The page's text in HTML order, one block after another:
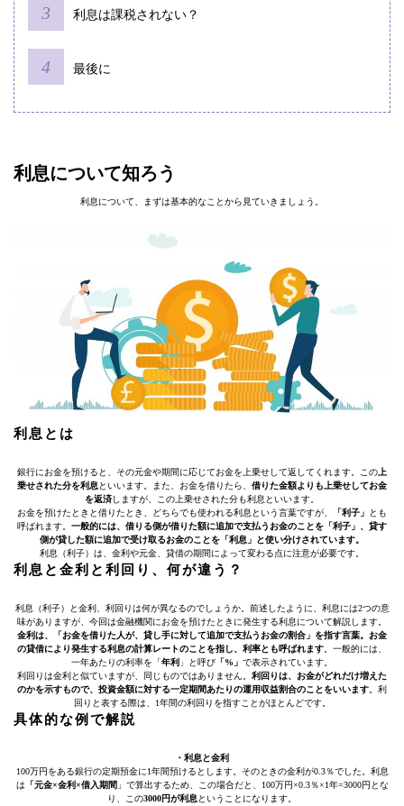
利息は課税されない？
最後に
利息について知ろう
利息について、まずは基本的なことから見ていきましょう。
利息とは
銀行にお金を預けると、その元金や期間に応じてお金を上乗せして返してくれます。この上
乗せされた分を利息といいます。また、お金を借りたら、 借りた金額よりも上乗せしてお金
を返済しますが、この上乗せされた分も利息といいます。
お金を預けたときと借りたとき、どちらでも使われる利息という言葉ですが、
「利子」 とも
呼ばれます。 一般的には、借りる側が借りた額に追加で支払うお金のことを「利子」、貸す
側が貸した額に追加で受け取るお金のことを「利息」と使い分けされています。
利息（利子）は、金利や元金、貸借の期間によって変わる点に注意が必要です。
利息と金利と利回り、何が違う？
利息（利子）と金利、利回りは何が異なるのでしょうか。前述したように、利息には2つの意
味がありますが、今回は金融機関にお金を預けたときに発生する利息について解説します。
金利は、「お金を借りた人が、貸し手に対して追加で支払うお金の割合」を指す言葉。お金
の貸借により発生する利息の計算レートのことを指し、利率とも呼ばれます。一般的には、
一年あたりの利率を「年利 」と呼び 「%」 で表示されています。
利回りは金利と似ていますが、同じものではありません。 利回りは、お金がどれだけ増えた
のかを示すもので、投資金額に対する一定期間あたりの運用収益割合のことをいいます。利
回りと表する際は、1年間の利回りを指すことがほとんどです。
具体的な例で解説
・利息と金利
100万円をある銀行の定期預金に1年間預けるとします。そのときの金利が0.3％でした。利息
は 「元金×金利×借入期間 」で算出するため、この場合だと、100万円×0.3％×1年=3000円とな
り、この3000円が利息ということになります。